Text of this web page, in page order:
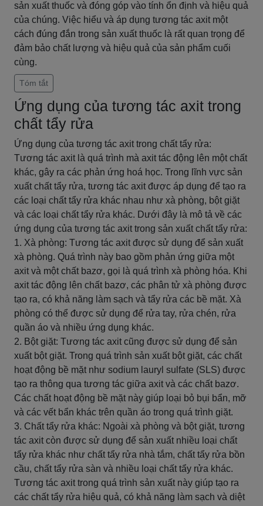
sản xuất thuốc và đóng góp vào tính ổn định và hiệu quả
của chúng. Việc hiểu và áp dụng tương tác axit một
cách đúng đắn trong sản xuất thuốc là rất quan trọng để
đảm bảo chất lượng và hiệu quả của sản phẩm cuối
cùng.
Tóm tắt
Ứng dụng của tương tác axit trong
chất tẩy rửa
Ứng dụng của tương tác axit trong chất tẩy rửa:
Tương tác axit là quá trình mà axit tác động lên một chất
khác, gây ra các phản ứng hoá học. Trong lĩnh vực sản
xuất chất tẩy rửa, tương tác axit được áp dụng để tạo ra
các loại chất tẩy rửa khác nhau như xà phòng, bột giặt
và các loại chất tẩy rửa khác. Dưới đây là mô tả về các
ứng dụng của tương tác axit trong sản xuất chất tẩy rửa:
1. Xà phòng: Tương tác axit được sử dụng để sản xuất
xà phòng. Quá trình này bao gồm phản ứng giữa một
axit và một chất bazơ, gọi là quá trình xà phòng hóa. Khi
axit tác động lên chất bazơ, các phân tử xà phòng được
tạo ra, có khả năng làm sạch và tẩy rửa các bề mặt. Xà
phòng có thể được sử dụng để rửa tay, rửa chén, rửa
quần áo và nhiều ứng dụng khác.
2. Bột giặt: Tương tác axit cũng được sử dụng để sản
xuất bột giặt. Trong quá trình sản xuất bột giặt, các chất
hoạt động bề mặt như sodium lauryl sulfate (SLS) được
tạo ra thông qua tương tác giữa axit và các chất bazơ.
Các chất hoạt động bề mặt này giúp loại bỏ bụi bẩn, mỡ
và các vết bẩn khác trên quần áo trong quá trình giặt.
3. Chất tẩy rửa khác: Ngoài xà phòng và bột giặt, tương
tác axit còn được sử dụng để sản xuất nhiều loại chất
tẩy rửa khác như chất tẩy rửa nhà tắm, chất tẩy rửa bồn
cầu, chất tẩy rửa sàn và nhiều loại chất tẩy rửa khác.
Tương tác axit trong quá trình sản xuất này giúp tạo ra
các chất tẩy rửa hiệu quả, có khả năng làm sạch và diệt